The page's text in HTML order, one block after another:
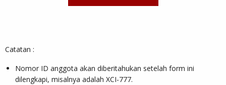
Catatan :
Nomor ID anggota akan diberitahukan setelah form ini
dilengkapi, misalnya adalah XCI-777.